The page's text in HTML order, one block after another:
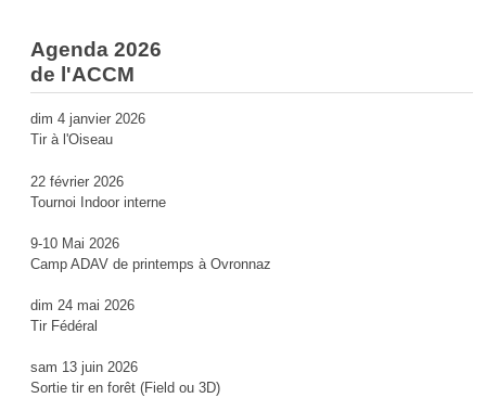
Agenda 2026
de l'ACCM
dim 4 janvier 2026
Tir à l'Oiseau
22 février 2026
Tournoi Indoor interne
9-10 Mai 2026
Camp ADAV de printemps à Ovronnaz
dim 24 mai 2026
Tir Fédéral
sam 13 juin 2026
Sortie tir en forêt (Field ou 3D)